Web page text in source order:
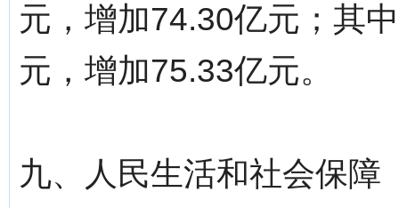
元，增加74.30亿元；其
元，增加75.33亿元。
九、人民生活和社会保障